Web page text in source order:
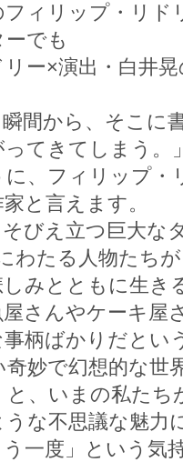
ィリップ・リド
でも
ー×演出・白井
瞬間から、そこに
てきてしまう。
、フィリップ・
と言えます。
びえ立つ巨大な
わたる人物たち
みとともに生き
さんやケーキ屋
柄ばかりだとい
妙で幻想的な世
、いまの私たち
な不思議な魅力
一度」という気